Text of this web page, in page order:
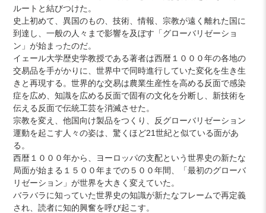
ルートと結びつけた。
史上初めて、異国のもの、技術、情報、宗教が遠く離れた国に
到達し、一般の人々まで影響を及ぼす「グローバリゼーショ
ン」が始まったのだ。
イェール大学歴史学教授である著者は西暦１０００年の各地の
交易品を手がかりに、世界中で同時進行していた変化を生き生
きと再現する。世界的な交易は農業生産性を高める反面で感染
症を広め、知識を広める反面で固有の文化を分断し、新技術を
伝える反面で伝統工芸を消滅させた。
宗教を変え、他国向け製品をつくり、反グローバリゼーション
運動を起こす人々の姿は、驚くほど21世紀と似ている面があ
る。
西暦１０００年から、ヨーロッパの支配という世界史の新たな
局面が始まる１５００年までの５００年間、「最初のグローバ
リゼーション」が世界を大きく変えていた。
バラバラに知っていた世界史の知識が新たなフレームで再定義
され、読者に知的興奮を呼び起こす。